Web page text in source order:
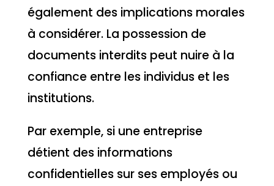
également des implications morales
à considérer. La possession de
documents interdits peut nuire à la
confiance entre les individus et les
institutions.
Par exemple, si une entreprise
détient des informations
confidentielles sur ses employés ou